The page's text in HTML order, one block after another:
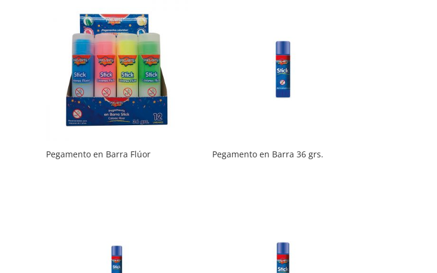
Pegamento en Barra Flúor Pegamento en Barra 36 grs.